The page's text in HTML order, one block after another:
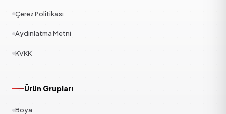
Çerez Politikası
Aydınlatma Metni
KVKK
Ürün Grupları
Boya